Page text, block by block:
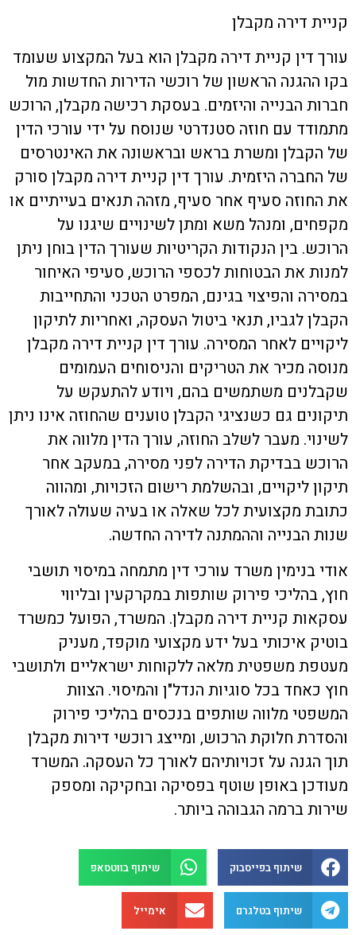
קניית דירה מקבלן
עורך דין קניית דירה מקבלן הוא בעל המקצוע שעומד
בקו ההגנה הראשון של רוכשי הדירות החדשות מול
חברות הבנייה והיזמים. בעסקת רכישה מקבלן, הרוכש
מתמודד עם חוזה סטנדרטי שנוסח על ידי עורכי הדין
של הקבלן ומשרת בראש ובראשונה את האינטרסים
של החברה היזמית. עורך דין קניית דירה מקבלן סורק
את החוזה סעיף אחר סעיף, מזהה תנאים בעייתיים או
מקפחים, ומנהל משא ומתן לשינויים שיגנו על
הרוכש. בין הנקודות הקריטיות שעורך הדין בוחן ניתן
למנות את הבטוחות לכספי הרוכש, סעיפי האיחור
במסירה והפיצוי בגינם, המפרט הטכני והתחייבות
הקבלן לגביו, תנאי ביטול העסקה, ואחריות לתיקון
ליקויים לאחר המסירה. עורך דין קניית דירה מקבלן
מנוסה מכיר את הטריקים והניסוחים העמומים
שקבלנים משתמשים בהם, ויודע להתעקש על
תיקונים גם כשנציגי הקבלן טוענים שהחוזה אינו ניתן
לשינוי. מעבר לשלב החוזה, עורך הדין מלווה את
הרוכש בבדיקת הדירה לפני מסירה, במעקב אחר
תיקון ליקויים, ובהשלמת רישום הזכויות, ומהווה
כתובת מקצועית לכל שאלה או בעיה שעולה לאורך
שנות הבנייה וההמתנה לדירה החדשה.
אודי בנימין משרד עורכי דין מתמחה במיסוי תושבי
חוץ, בהליכי פירוק שותפות במקרקעין ובליווי
עסקאות קניית דירה מקבלן. המשרד, הפועל כמשרד
בוטיק איכותי בעל ידע מקצועי מוקפד, מעניק
מעטפת משפטית מלאה ללקוחות ישראליים ולתושבי
חוץ כאחד בכל סוגיות הנדל"ן והמיסוי. הצוות
המשפטי מלווה שותפים בנכסים בהליכי פירוק
והסדרת חלוקת הרכוש, ומייצג רוכשי דירות מקבלן
תוך הגנה על זכויותיהם לאורך כל העסקה. המשרד
מעודכן באופן שוטף בפסיקה ובחקיקה ומספק
שירות ברמה הגבוהה ביותר.
שיתוף בפייסבוק שיתוף בווטסאפ
שיתוף בטלגרם אימייל